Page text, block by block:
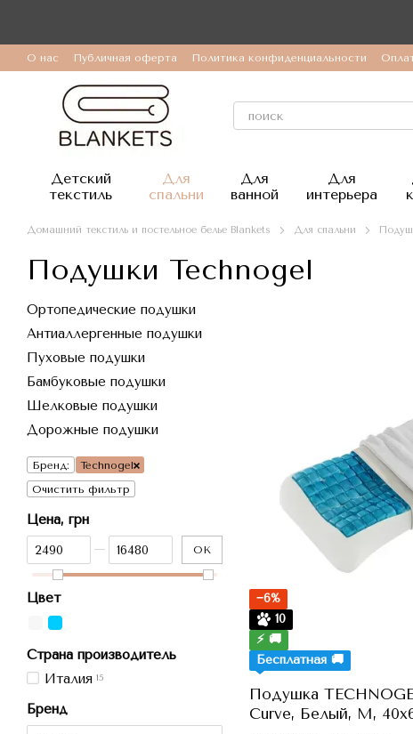
О нас Публичная оферта Политика конфиденциальности
Детский
текстиль
Для
спальни
Для
ванной
Для
интерьера
Домашний текстиль и постельное белье Blankets Для спальни
Подушки Technogel
−6%
10
⚡ 🚚
Бесплатная 🚚
Подушка
Curve, Белый, M,
Ортопедические подушки
Антиаллергенные подушки
Пуховые подушки
Бамбуковые подушки
Шелковые подушки
Дорожные подушки
Бренд:
Technogel
Очистить фильтр
Цена, грн
От Цена, грн
До Цена, грн OK
Цвет
Страна производитель
Италия 15
Бренд